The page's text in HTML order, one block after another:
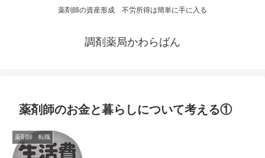
薬剤師の資産形成 不労所得は簡単に手に入る
調剤薬局かわらばん
薬剤師のお金と暮らしについて考える①
薬剤師 転職